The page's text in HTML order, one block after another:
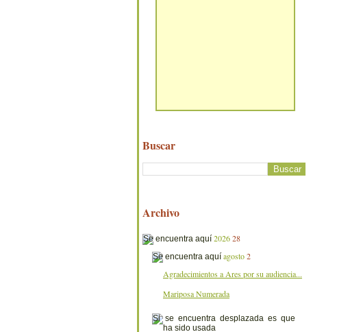
Buscar
Archivo
202628
agosto 2
Agradecimientos a Ares por su audiencia...
Mariposa Numerada